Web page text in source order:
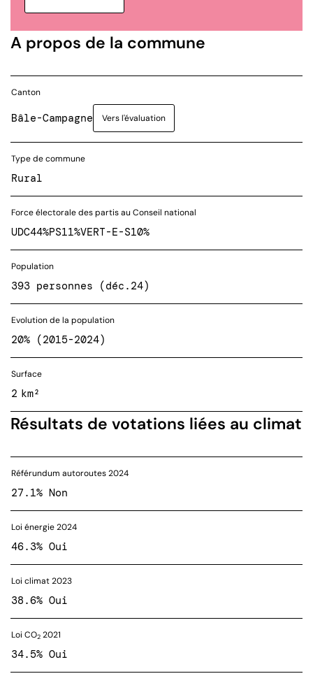
A propos de la commune
Canton
Bâle-Campagne Vers l'évaluation
Type de commune
Rural
Force électorale des partis au Conseil national
UDC44%PS11%VERT-E-S10%
Population
393 personnes (déc.24)
Evolution de la population
20% (2015-2024)
Surface
2 km²
Résultats de votations liées au climat
Référundum autoroutes 2024
27.1% Non
Loi énergie 2024
46.3% Oui
Loi climat 2023
38.6% Oui
Loi CO2 2021
34.5% Oui